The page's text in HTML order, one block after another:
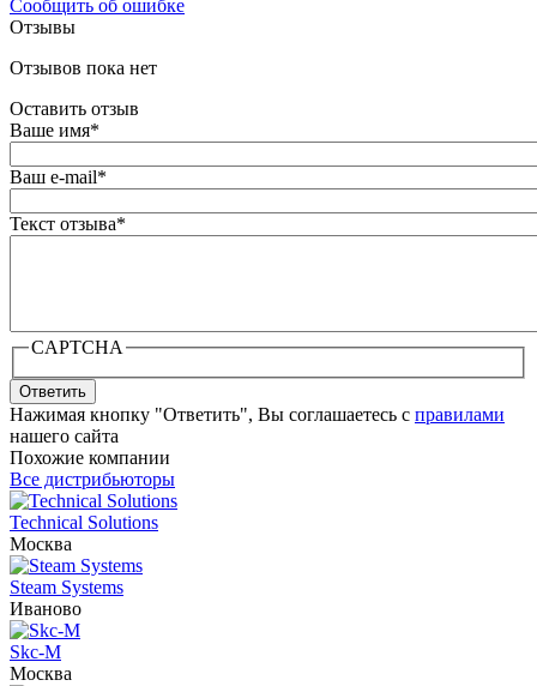
Сообщить об ошибке
Отзывы
Отзывов пока нет
Оставить отзыв
Ваше имя*
Ваш e-mail*
Текст отзыва*
CAPTCHA
Ответить
Нажимая кнопку "Ответить", Вы соглашаетесь с правилами
нашего сайта
Похожие компании
Все дистрибьюторы
Technical Solutions
Москва
Steam Systems
Иваново
Skc-M
Москва